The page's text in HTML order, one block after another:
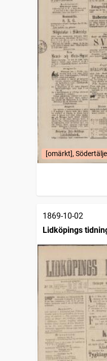
[omärkt], Södertälje
1869-10-02
Lidköpings